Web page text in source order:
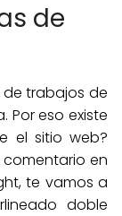
de
trabajos de
Por eso existe
el sitio web?
en
te vamos a
doble